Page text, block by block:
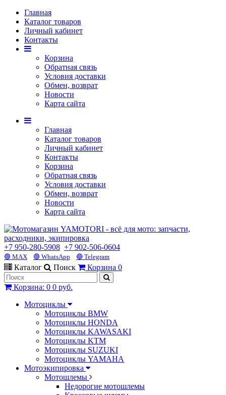
Главная
Каталог товаров
Личный кабинет
Контакты
Корзина
Обратная связь
Условия доставки
Обмен, возврат
Новости
Карта сайта
Главная
Каталог товаров
Личный кабинет
Контакты
Корзина
Обратная связь
Условия доставки
Обмен, возврат
Новости
Карта сайта
+7 950-280-5908 +7 902-506-0604
🟢 MAX 🟢 WhatsApp 🔵 Telegram
Каталог Поиск Корзина 0
Корзина: 0 0 руб.
Мотоциклы
Мотоциклы BMW
Мотоциклы HONDA
Мотоциклы KAWASAKI
Мотоциклы KTM
Мотоциклы SUZUKI
Мотоциклы YAMAHA
Мотоэкипировка
Мотошлемы
Недорогие мотошлемы